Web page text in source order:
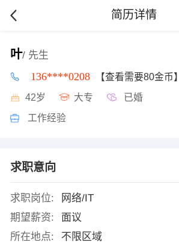
简历详情
叶/ 先生
136****0208 【查看需要80金币】
42岁 大专 已婚
工作经验
求职意向
求职岗位:
网络/IT
期望薪资:
面议
所在地点:
不限区域